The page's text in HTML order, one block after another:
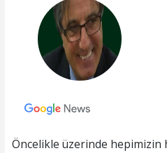
Öncelikle üzerinde hepimizin